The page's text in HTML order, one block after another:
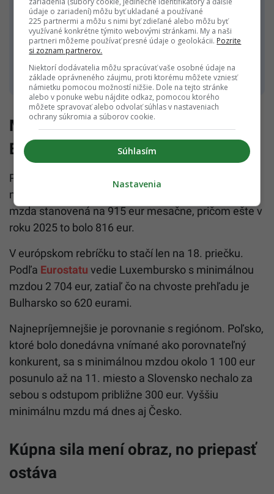
ročným priemerom okolo 20-tisíc eur patrí medzi
krajiny s najnižšími mzdami v Únii, hneď vedľa
Maďarska, Grécka a Bulharska. Inými slovami,
priemerný Slovák zarobí za rok približne štvrtinu
toho, čo jeho kolega v Luxembursku.
Minimálna mzda: Až 18. miesto v
EÚ
Podobný obraz ukazuje aj porovnanie minimálnych
miezd. Na Slovensku je pre rok 2026 minimálna
mzda stanovená na 915 eur mesačne, pričom ešte v
roku 2025 to bolo 816 eur.
V európskom rebríčku to stačí len na 18. priečku.
Podľa Eurostatu vedie Luxembursko s minimálnou
mzdou 2 704 eur, zatiaľ čo na chvoste prehľadu je
Bulharsko so 620 eurami.
Najnepríjemnejšie je porovnanie s regiónom. Poľsko,
ktoré bolo donedávna vnímané ako porovnateľný
konkurent, sa s minimálnou mzdou okolo 1 100 eur
posunulo až na 11. miesto a Slovensko nechalo za
sebou s odstupom približne 300 eur. Vyššiu
minimálnu mzdu má dnes aj Česko.
Kúpna sila mení obraz, no priepasť
ostáva
údaje o zariadení) môžu byť ukladané a používané
225 partnermi a môžu s nimi byť zdieľané alebo môžu byť
využívané konkrétne týmito webovými stránkami. My a naši
partneri môžeme používať presné údaje o geolokácii. Pozrite
si zoznam partnerov.
Niektorí dodávatelia môžu spracúvať vaše osobné údaje na
základe oprávneného záujmu, proti ktorému môžete vzniesť
námietku pomocou možností nižšie. Dole na tejto stránke
alebo v ponuke webu nájdite odkaz, pomocou ktorého
môžete spravovať alebo odvolať súhlas v nastaveniach
ochrany súkromia a súborov cookie.
Súhlasím
Nastavenia